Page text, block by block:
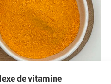
de vitamine